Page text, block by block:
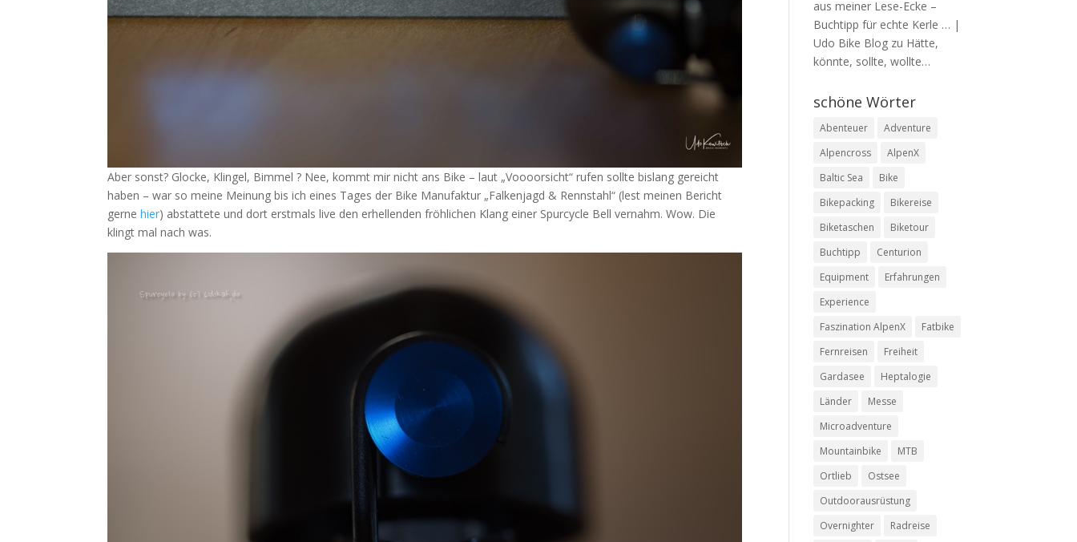
Aber sonst? Glocke, Klingel, Bimmel ? Nee, kommt mir nicht ans Bike – laut „Voooorsicht“ rufen sollte bislang gereicht
haben – war so meine Meinung bis ich eines Tages der Bike Manufaktur „Falkenjagd & Rennstahl“ (lest meinen Bericht
gernehier) abstattete und dort erstmals live den erhellenden fröhlichen Klang einer Spurcycle Bell vernahm. Wow. Die
klingt mal nach was.
aus meiner Lese-Ecke –
Buchtipp für echte Kerle … |
Udo Bike Blog zu Hätte,
könnte, sollte, wollte…
schöne Wörter
Abenteuer
Adventure
Alpencross
AlpenX
Baltic Sea
Bike
Bikepacking
Bikereise
Biketaschen
Biketour
Buchtipp
Centurion
Equipment
Erfahrungen
Experience
Faszination AlpenX
Fatbike
Fernreisen
Freiheit
Gardasee
Heptalogie
Länder
Messe
Microadventure
Mountainbike
MTB
Ortlieb
Ostsee
Outdoorausrüstung
Overnighter
Radreise